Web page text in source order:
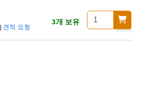
견적 요청
3개 보유